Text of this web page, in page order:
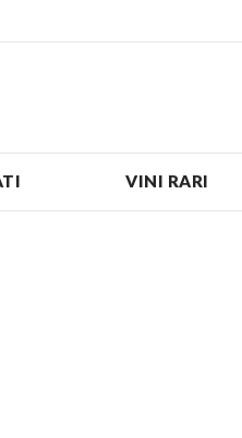
VINI RARI